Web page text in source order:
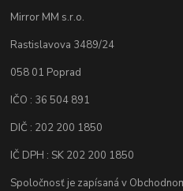
Mirror MM s.r.o.
Rastislavova 3489/24
058 01 Poprad
IČO : 36 504 891
DIČ : 202 200 1850
IČ DPH : SK 202 200 1850
Spoločnosť je zapísaná v